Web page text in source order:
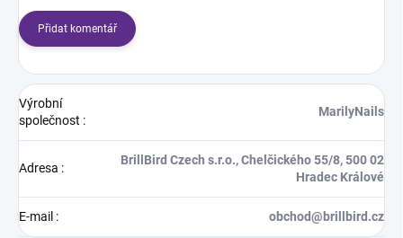
Přidat komentář
Výrobní
společnost :
MarilyNails
Adresa :
BrillBird Czech s.r.o., Chelčického 55/8, 500 02
Hradec Králové
E-mail : obchod@brillbird.cz